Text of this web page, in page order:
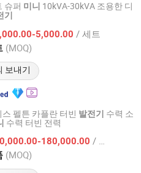
슈퍼 미니 10kVA-30kVA 조용한 디
기
5,000.00 / 세트
(MOQ)
보내기
2024
스 펠튼 카플란 터빈 발전기 수력 소
수력 터빈 전력
180,000.00 / 상품
(MOQ)
to Utilities Limited
후 2011